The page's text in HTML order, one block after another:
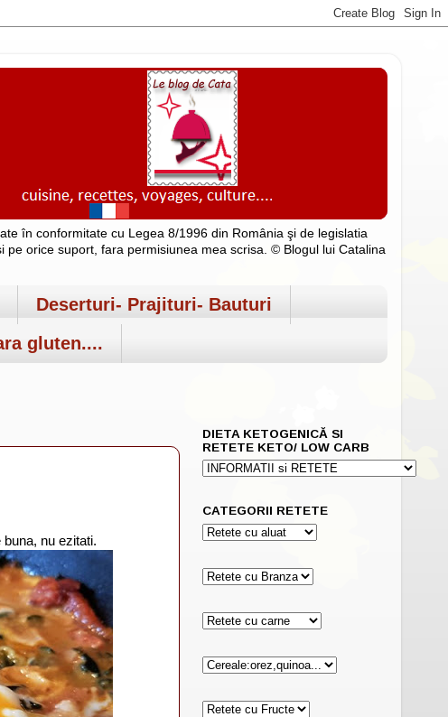
în conformitate cu Legea 8/1996 din România şi de legislatia
orice suport, fara permisiunea mea scrisa. © Blogul lui Catalina
Deserturi- Prajituri- Bauturi
gluten....
nu ezitati.
DIETA KETOGENICĂ SI
RETETE KETO/ LOW CARB
CATEGORII RETETE